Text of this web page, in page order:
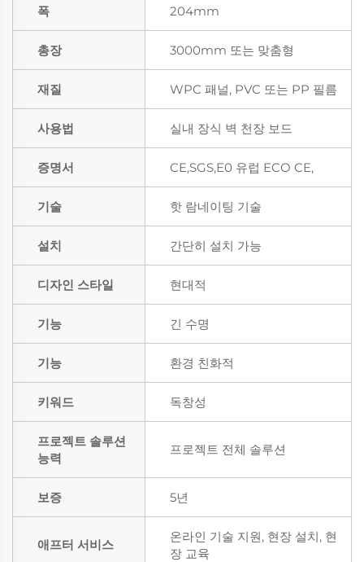
폭 204mm
총장 3000mm 또는 맞춤형
재질 WPC 패널, PVC 또는 PP 필름
사용법 실내 장식 벽 천장 보드
증명서 CE,SGS,E0 유럽 ECO CE,
기술 핫 람네이팅 기술
설치 간단히 설치 가능
디자인 스타일 현대적
기능 긴 수명
기능 환경 친화적
키워드 독창성
프로젝트 솔루션
능력
프로젝트 전체 솔루션
보증 5년
애프터 서비스
온라인 기술 지원, 현장 설치, 현
장 교육